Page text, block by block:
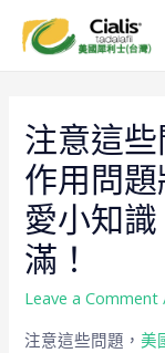
注意這
作用問
愛小知
滿！
Leave a Comment
注意這些問題，美